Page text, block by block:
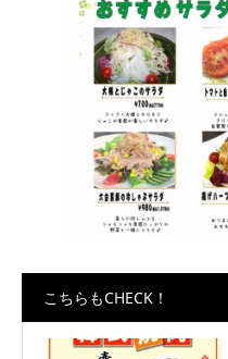
こちらもCHECK！